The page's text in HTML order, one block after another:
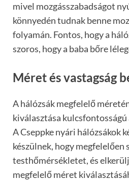
mivel mozgásszabadságot
könnyedén tudnak benne
folyamán. Fontos, hogy a
szoros, hogy a baba bőre
Méret és vastagság
A hálózsák megfelelő
kiválasztása kulcsfontosságú
A Cseppke nyári hálózsákok
készülnek, hogy megfelelően
testhőmérsékletet, és
megfelelő méret